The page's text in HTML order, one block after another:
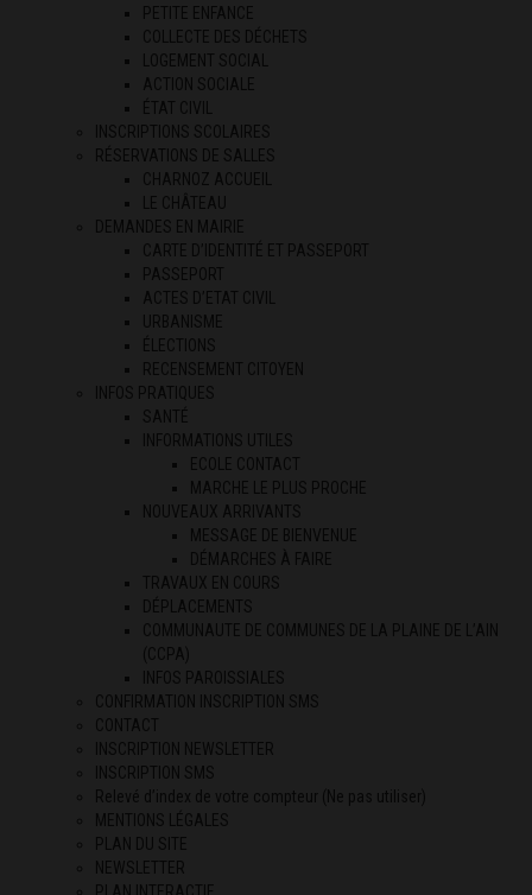
PETITE ENFANCE
COLLECTE DES DÉCHETS
LOGEMENT SOCIAL
ACTION SOCIALE
ÉTAT CIVIL
INSCRIPTIONS SCOLAIRES
RÉSERVATIONS DE SALLES
CHARNOZ ACCUEIL
LE CHÂTEAU
DEMANDES EN MAIRIE
CARTE D’IDENTITÉ ET PASSEPORT
PASSEPORT
ACTES D’ETAT CIVIL
URBANISME
ÉLECTIONS
RECENSEMENT CITOYEN
INFOS PRATIQUES
SANTÉ
INFORMATIONS UTILES
ECOLE CONTACT
MARCHE LE PLUS PROCHE
NOUVEAUX ARRIVANTS
MESSAGE DE BIENVENUE
DÉMARCHES À FAIRE
TRAVAUX EN COURS
DÉPLACEMENTS
COMMUNAUTE DE COMMUNES DE LA PLAINE DE L’AIN
(CCPA)
INFOS PAROISSIALES
CONFIRMATION INSCRIPTION SMS
CONTACT
INSCRIPTION NEWSLETTER
INSCRIPTION SMS
Relevé d’index de votre compteur (Ne pas utiliser)
MENTIONS LÉGALES
PLAN DU SITE
NEWSLETTER
PLAN INTERACTIF